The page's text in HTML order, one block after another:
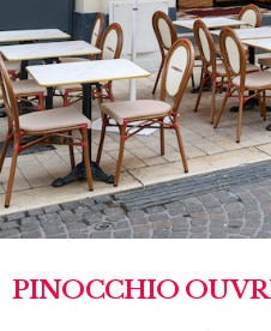
PINOCCHIO